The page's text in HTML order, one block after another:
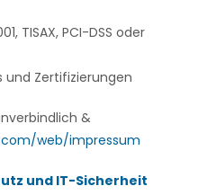
TISAX, PCI-DSS oder
und Zertifizierungen
&
web/impressum
und IT-Sicherheit